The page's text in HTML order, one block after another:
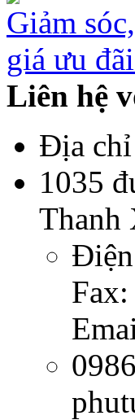
Giảm
giá ưu
Liên hệ
Địa chỉ
1035
Thanh
Fax: